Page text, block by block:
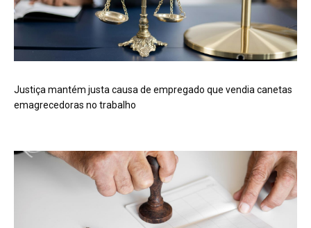
Justiça mantém justa causa de empregado que vendia canetas
emagrecedoras no trabalho